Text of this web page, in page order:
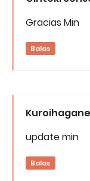
Gracias Min
Balas
Kuroihagane
update min
Balas